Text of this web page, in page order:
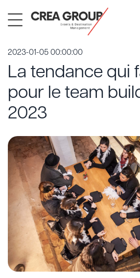
2023-01-05 00:00:00
La tendance qui
pour le team
2023